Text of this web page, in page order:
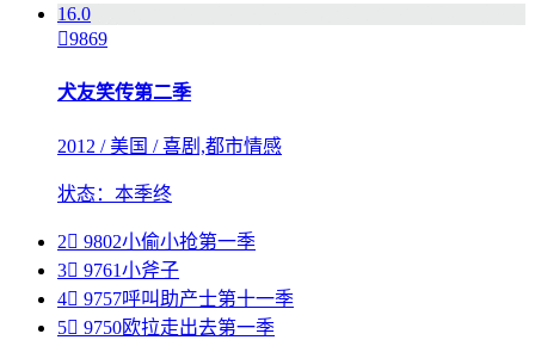
16.0
9869
犬友笑传第二季
2012 / 美国 / 喜剧,都市情感
状态：本季终
2 9802小偷小抢第一季
3 9761小斧子
4 9757呼叫助产士第十一季
5 9750欧拉走出去第一季